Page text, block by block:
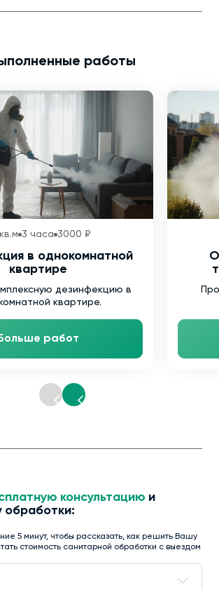
работы
3 часа 3000 ₽
в однокомнатной
квартире
дезинфекцию в
квартире.
работ
консультацию и
обработки:
5 минут, чтобы рассказать, как решить Вашу
стоимость санитарной обработки с выездом